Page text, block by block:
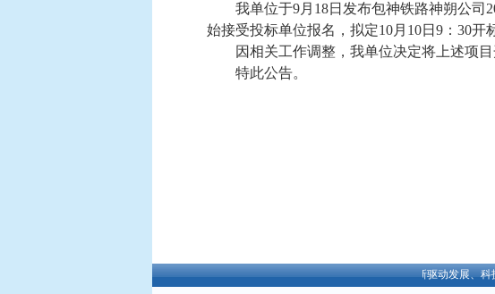
我单位于9月18日发布包神铁路神朔公司
始接受投标单位报名，拟定10月 10日 9：30开
因相关工作调整，我单位决定将上述项
特此公告。
欢迎访问中铁西北科学院有限公司官方网站！创新驱动发展、科技